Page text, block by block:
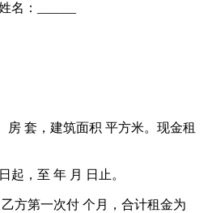
名：______
房 套，建筑面积 平方米。现金租
起，至 年 月 日止。
方第一次付 个月，合计租金为